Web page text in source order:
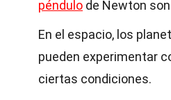
péndulo de Newton
En el espacio, los
pueden experimentar
ciertas condiciones.